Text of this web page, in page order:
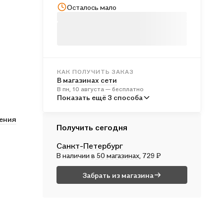
Осталось мало
КАК ПОЛУЧИТЬ ЗАКАЗ
В магазинах сети
В пн, 10 августа — бесплатно
В пунктах выдачи
Во вт, 11 августа — от 314 ₽
Почтой России
В ср, 12 августа — от 515 ₽
Показать ещё 3 способа
Получить сегодня
Санкт-Петербург
В наличиив 50 магазинах , 729 ₽
Забрать из магазина